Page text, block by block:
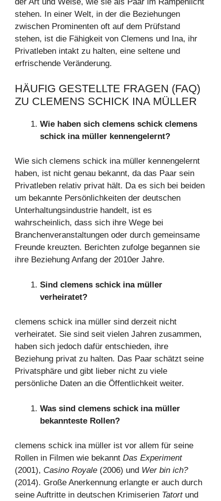
stehen. In einer Welt, in der die Beziehungen
zwischen Prominenten oft auf dem Prüfstand
stehen, ist die Fähigkeit von Clemens und Ina, ihr
Privatleben intakt zu halten, eine seltene und
erfrischende Veränderung.
HÄUFIG GESTELLTE FRAGEN (FAQ)
ZU CLEMENS SCHICK INA MÜLLER
Wie haben sich clemens schick clemens
schick ina müller kennengelernt?
Wie sich clemens schick ina müller kennengelernt
haben, ist nicht genau bekannt, da das Paar sein
Privatleben relativ privat hält. Da es sich bei beiden
um bekannte Persönlichkeiten der deutschen
Unterhaltungsindustrie handelt, ist es
wahrscheinlich, dass sich ihre Wege bei
Branchenveranstaltungen oder durch gemeinsame
Freunde kreuzten. Berichten zufolge begannen sie
ihre Beziehung Anfang der 2010er Jahre.
Sind clemens schick ina müller
verheiratet?
clemens schick ina müller sind derzeit nicht
verheiratet. Sie sind seit vielen Jahren zusammen,
haben sich jedoch dafür entschieden, ihre
Beziehung privat zu halten. Das Paar schätzt seine
Privatsphäre und gibt lieber nicht zu viele
persönliche Daten an die Öffentlichkeit weiter.
Was sind clemens schick ina müller
bekannteste Rollen?
clemens schick ina müller ist vor allem für seine
Rollen in Filmen wie bekannt Das Experiment
(2001), Casino Royale (2006) und Wer bin ich?
(2014). Große Anerkennung erlangte er auch durch
seine Auftritte in deutschen Krimiserien Tatortund